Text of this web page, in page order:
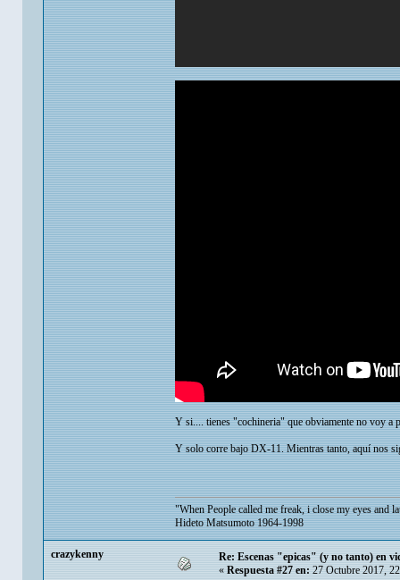
Y si.... tienes "cochineria" que obviamente no voy a
Y solo corre bajo DX-11. Mientras tanto, aquí nos
"When People called me freak, i close my eyes and
Hideto Matsumoto 1964-1998
crazykenny
Re: Escenas "epicas" (y no tanto) en
« Respuesta #27 en: 27 Octubre 2017,